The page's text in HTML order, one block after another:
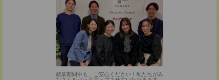
就業期間中も、ご安心ください！私たちがみ